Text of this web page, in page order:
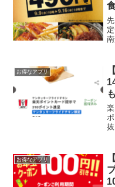
お得なアプリ
お得なアプリ